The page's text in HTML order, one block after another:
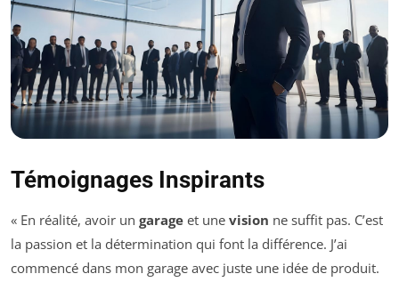
Témoignages Inspirants
« En réalité, avoir un garage et une vision ne suffit pas. C’est
la passion et la détermination qui font la différence. J’ai
commencé dans mon garage avec juste une idée de produit.